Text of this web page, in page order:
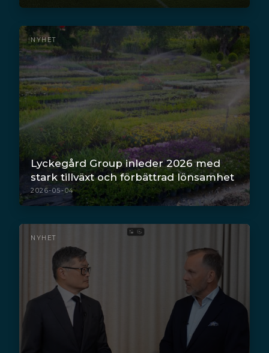
NYHET
Lyckegård Group inleder 2026 med
stark tillväxt och förbättrad lönsamhet
2026-05-04
NYHET